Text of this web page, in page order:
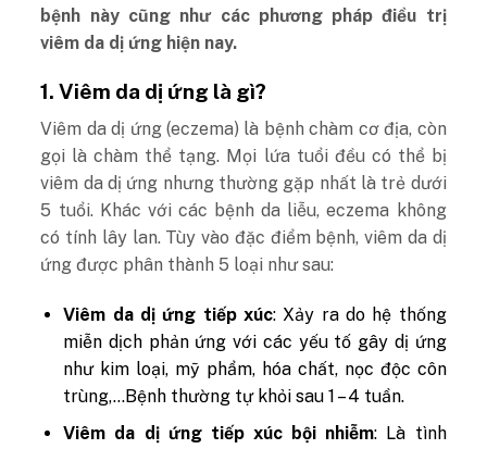
bệnh này cũng như các phương pháp điều trị
viêm da dị ứng hiện nay.
1. Viêm da dị ứng là gì?
Viêm da dị ứng (eczema) là bệnh chàm cơ địa, còn
gọi là chàm thể tạng. Mọi lứa tuổi đều có thể bị
viêm da dị ứng nhưng thường gặp nhất là trẻ dưới
5 tuổi. Khác với các bệnh da liễu, eczema không
có tính lây lan. Tùy vào đặc điểm bệnh, viêm da dị
ứng được phân thành 5 loại như sau:
Viêm da dị ứng tiếp xúc: Xảy ra do hệ thống
miễn dịch phản ứng với các yếu tố gây dị ứng
như kim loại, mỹ phẩm, hóa chất, nọc độc côn
trùng,…Bệnh thường tự khỏi sau 1 – 4 tuần.
Viêm da dị ứng tiếp xúc bội nhiễm: Là tình